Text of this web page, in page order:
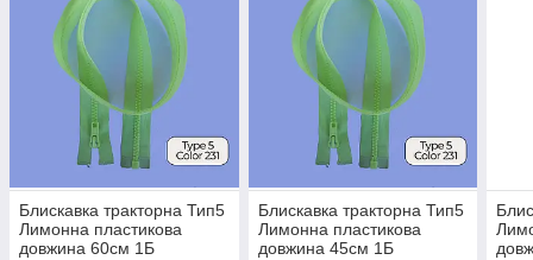
Блискавка тракторна Тип5
Лимонна пластикова
довжина 60см 1Б
Блискавка тракторна Тип5
Лимонна пластикова
довжина 45см 1Б